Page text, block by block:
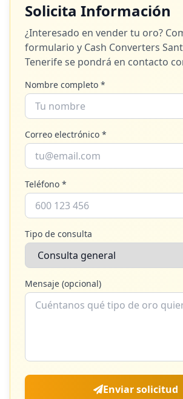
Solicita Información
¿Interesado en vender tu oro?
formulario y Cash Converters
Tenerifese pondrá en contacto
Nombre completo *
Correo electrónico *
Teléfono *
Tipo de consulta
Mensaje (opcional)
Enviar solicitud